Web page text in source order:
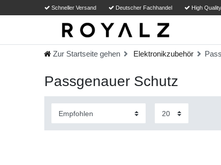
Schneller Versand Deutscher Fachhandel High Quality
Zur Startseite gehen Elektronikzubehör
Passgenauer Schutz